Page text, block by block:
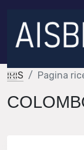
IRIS Pagina